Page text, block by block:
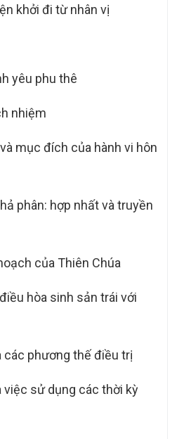
khởi đi từ nhân vị
yêu phu thê
nhiệm
mục đích của hành vi hôn
phân: hợp nhất và truyền
của Thiên Chúa
hòa sinh sản trái với
các phương thế điều trị
việc sử dụng các thời kỳ